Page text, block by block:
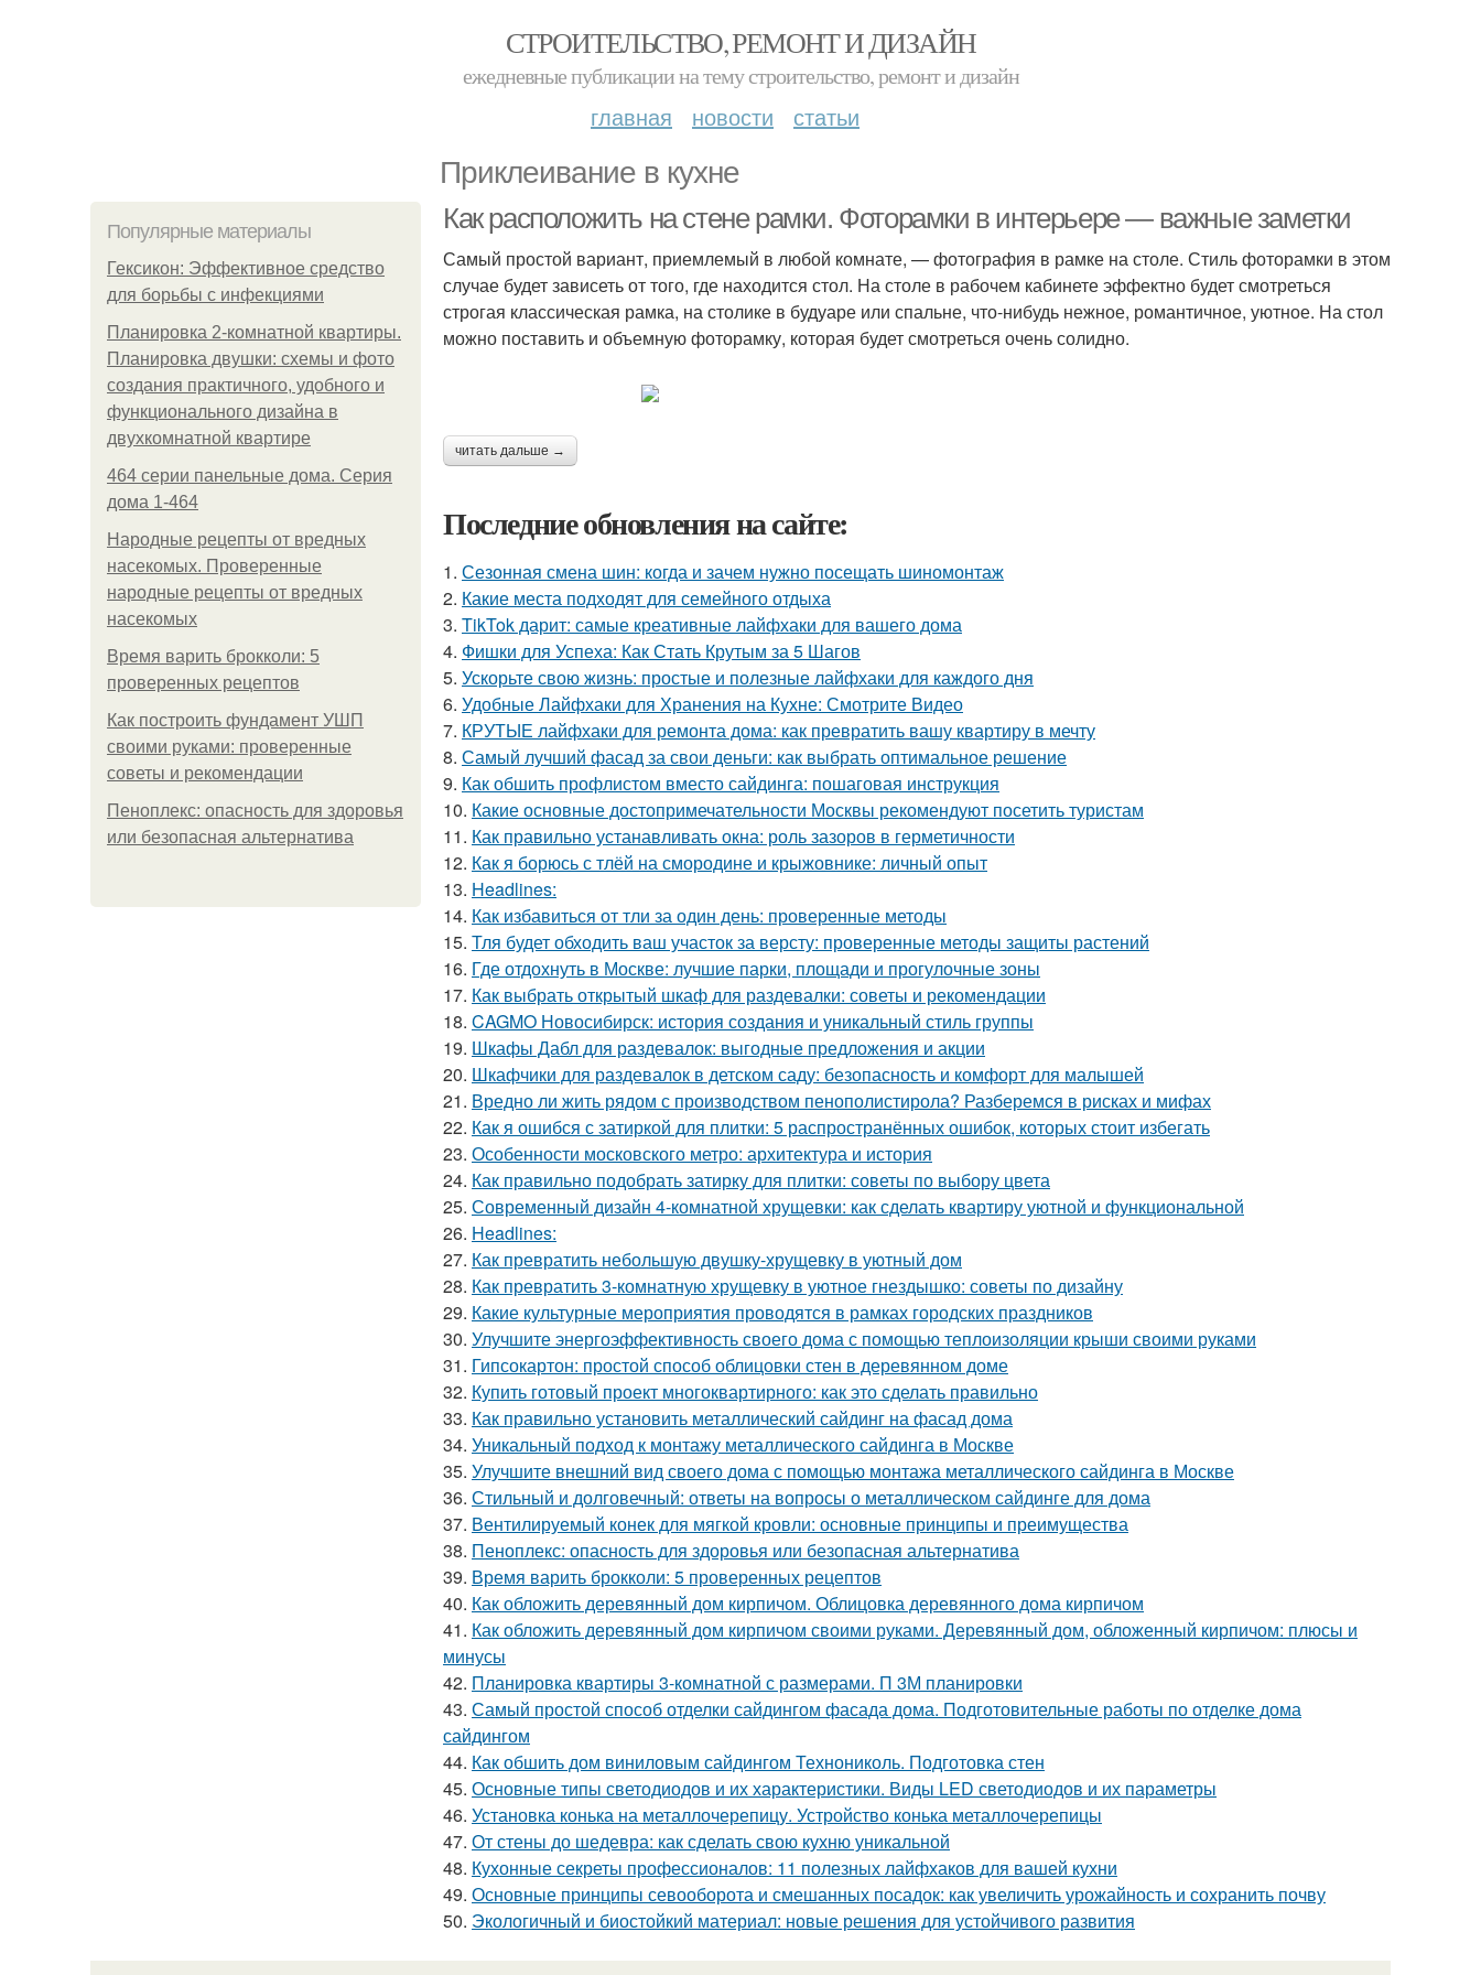
СТРОИТЕЛЬСТВО, РЕМОНТ И ДИЗАЙН
ежедневные публикации на тему строительство, ремонт и дизайн
главная новости статьи
Приклеивание в кухне
Популярные материалы
Гексикон: Эффективное средство
для борьбы с инфекциями
Планировка 2-комнатной квартиры.
Планировка двушки: схемы и фото
создания практичного, удобного и
функционального дизайна в
двухкомнатной квартире
464 серии панельные дома. Серия
дома 1-464
Народные рецепты от вредных
насекомых. Проверенные
народные рецепты от вредных
насекомых
Время варить брокколи: 5
проверенных рецептов
Как построить фундамент УШП
своими руками: проверенные
советы и рекомендации
Пеноплекс: опасность для здоровья
или безопасная альтернатива
Как расположить на стене рамки. Фоторамки в интерьере — важные заметки
Самый простой вариант, приемлемый в любой комнате, — фотография в рамке на столе. Стиль фоторамки в этом
случае будет зависеть от того, где находится стол. На столе в рабочем кабинете эффектно будет смотреться
строгая классическая рамка, на столике в будуаре или спальне, что-нибудь нежное, романтичное, уютное. На стол
можно поставить и объемную фоторамку, которая будет смотреться очень солидно.
читать дальше →
Последние обновления на сайте:
1. Сезонная смена шин: когда и зачем нужно посещать шиномонтаж
2. Какие места подходят для семейного отдыха
3. TikTok дарит: самые креативные лайфхаки для вашего дома
4. Фишки для Успеха: Как Стать Крутым за 5 Шагов
5. Ускорьте свою жизнь: простые и полезные лайфхаки для каждого дня
6. Удобные Лайфхаки для Хранения на Кухне: Смотрите Видео
7. КРУТЫЕ лайфхаки для ремонта дома: как превратить вашу квартиру в мечту
8. Самый лучший фасад за свои деньги: как выбрать оптимальное решение
9. Как обшить профлистом вместо сайдинга: пошаговая инструкция
10. Какие основные достопримечательности Москвы рекомендуют посетить туристам
11. Как правильно устанавливать окна: роль зазоров в герметичности
12. Как я борюсь с тлёй на смородине и крыжовнике: личный опыт
13. Headlines:
14. Как избавиться от тли за один день: проверенные методы
15. Тля будет обходить ваш участок за версту: проверенные методы защиты растений
16. Где отдохнуть в Москве: лучшие парки, площади и прогулочные зоны
17. Как выбрать открытый шкаф для раздевалки: советы и рекомендации
18. CAGMO Новосибирск: история создания и уникальный стиль группы
19. Шкафы Дабл для раздевалок: выгодные предложения и акции
20. Шкафчики для раздевалок в детском саду: безопасность и комфорт для малышей
21. Вредно ли жить рядом с производством пенополистирола? Разберемся в рисках и мифах
22. Как я ошибся с затиркой для плитки: 5 распространённых ошибок, которых стоит избегать
23. Особенности московского метро: архитектура и история
24. Как правильно подобрать затирку для плитки: советы по выбору цвета
25. Современный дизайн 4-комнатной хрущевки: как сделать квартиру уютной и функциональной
26. Headlines:
27. Как превратить небольшую двушку-хрущевку в уютный дом
28. Как превратить 3-комнатную хрущевку в уютное гнездышко: советы по дизайну
29. Какие культурные мероприятия проводятся в рамках городских праздников
30. Улучшите энергоэффективность своего дома с помощью теплоизоляции крыши своими руками
31. Гипсокартон: простой способ облицовки стен в деревянном доме
32. Купить готовый проект многоквартирного: как это сделать правильно
33. Как правильно установить металлический сайдинг на фасад дома
34. Уникальный подход к монтажу металлического сайдинга в Москве
35. Улучшите внешний вид своего дома с помощью монтажа металлического сайдинга в Москве
36. Стильный и долговечный: ответы на вопросы о металлическом сайдинге для дома
37. Вентилируемый конек для мягкой кровли: основные принципы и преимущества
38. Пеноплекс: опасность для здоровья или безопасная альтернатива
39. Время варить брокколи: 5 проверенных рецептов
40. Как обложить деревянный дом кирпичом. Облицовка деревянного дома кирпичом
41. Как обложить деревянный дом кирпичом своими руками. Деревянный дом, обложенный кирпичом: плюсы и
минусы
42. Планировка квартиры 3-комнатной с размерами. П 3М планировки
43. Самый простой способ отделки сайдингом фасада дома. Подготовительные работы по отделке дома
сайдингом
44. Как обшить дом виниловым сайдингом Технониколь. Подготовка стен
45. Основные типы светодиодов и их характеристики. Виды LED светодиодов и их параметры
46. Установка конька на металлочерепицу. Устройство конька металлочерепицы
47. От стены до шедевра: как сделать свою кухню уникальной
48. Кухонные секреты профессионалов: 11 полезных лайфхаков для вашей кухни
49. Основные принципы севооборота и смешанных посадок: как увеличить урожайность и сохранить почву
50. Экологичный и биостойкий материал: новые решения для устойчивого развития